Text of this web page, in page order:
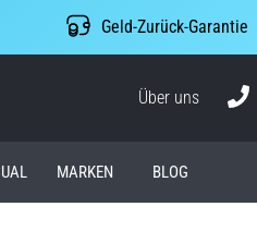
Geld-Zurück-Garantie
Über uns
MARKEN BLOG